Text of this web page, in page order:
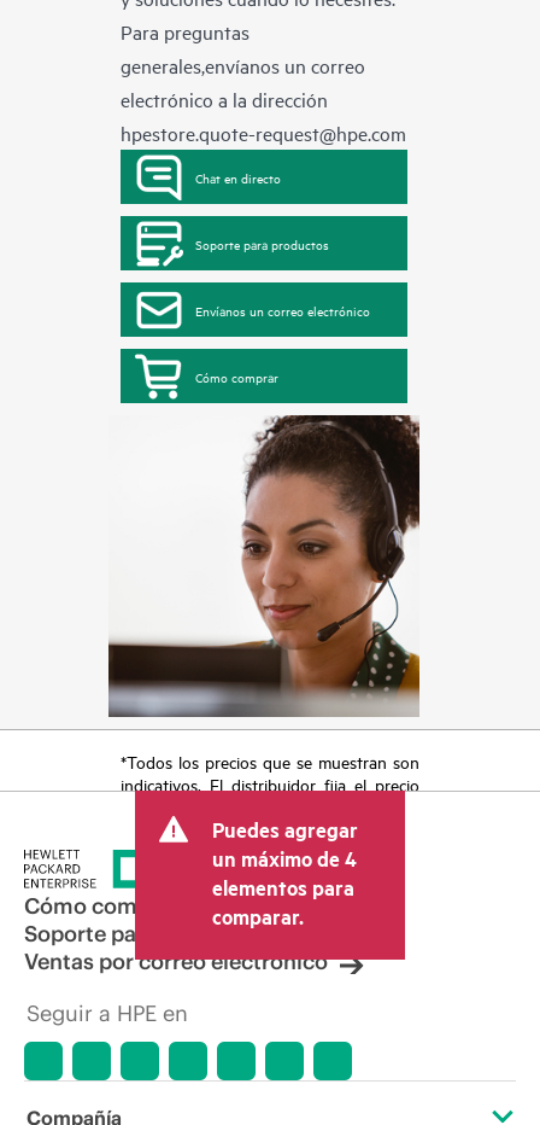
Para preguntas
generales,envíanos un correo
electrónico a la dirección
hpestore.quote-request@hpe.com
Chat en directo
Soporte para productos
Envíanos un correo electrónico
Cómo comprar
*Todos los precios que se muestran son
indicativos. El distribuidor fija el precio
otros conceptos, como los impuestos a
la venta, el IVA y el envío. El precio de la
transacción que establece el distribuidor
puede variar con respecto a otros
distribuidores y al precio indicativo
mostrado. El precio indicativo puede
incluir ofertas promocionales por tiempo
hacer ajustes de precios en cualquier
condiciones del mercado,
Puedes agregar
un máximo de 4
elementos para
comparar.
Cómo comprar
Soporte para productos
Ventas por correo electrónico
Seguir a HPE en
Compañía